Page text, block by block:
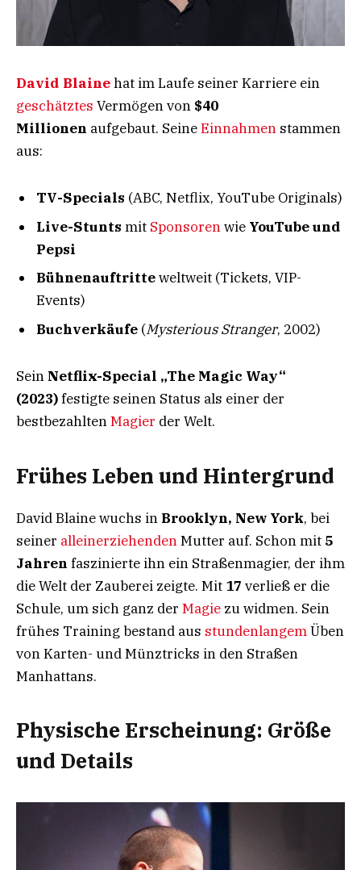
David Blainehat im Laufe seiner Karriere ein
geschätztes Vermögen von $40
Millionen aufgebaut. SeineEinnahmen stammen
aus:
TV-Specials (ABC, Netflix, YouTube Originals)
Live-Stunts mit Sponsorenwie YouTube und
Pepsi
Bühnenauftritteweltweit (Tickets, VIP-
Events)
Buchverkäufe (Mysterious Stranger, 2002)
Sein Netflix-Special „The Magic Way“
(2023)festigte seinen Status als einer der
bestbezahltenMagier der Welt.
Frühes Leben und Hintergrund
David Blaine wuchs in Brooklyn, New York, bei
seiner alleinerziehendenMutter auf. Schon mit 5
Jahren faszinierte ihn ein Straßenmagier, der ihm
die Welt der Zauberei zeigte. Mit 17 verließ er die
Schule, um sich ganz der Magie zu widmen. Sein
frühes Training bestand aus stundenlangemÜben
von Karten- und Münztricks in den Straßen
Manhattans.
Physische Erscheinung: Größe
und Details